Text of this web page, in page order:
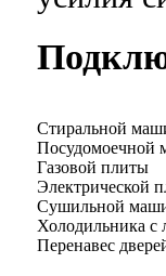
Стиральной
Посудомоечной
Газовой плиты
Электрической
Сушильной
Холодильника с
Перенавес